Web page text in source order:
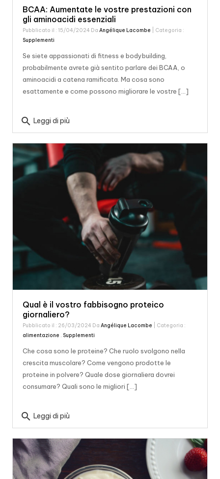
BCAA: Aumentate le vostre prestazioni con
gli aminoacidi essenziali
Pubblicato il : 15/04/2024 Da Angélique Lacombe | Categoria :
Supplementi
Se siete appassionati di fitness e bodybuilding,
probabilmente avrete già sentito parlare dei BCAA, o
aminoacidi a catena ramificata. Ma cosa sono
esattamente e come possono migliorare le vostre [...]
search Leggi di più
Qual è il vostro fabbisogno proteico
giornaliero?
Pubblicato il : 26/03/2024 Da Angélique Lacombe | Categoria :
alimentazione , Supplementi
Che cosa sono le proteine? Che ruolo svolgono nella
crescita muscolare? Come vengono prodotte le
proteine in polvere? Quale dose giornaliera dovrei
consumare? Quali sono le migliori [...]
search Leggi di più